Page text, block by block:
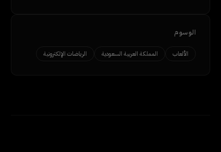
الوسوم
الألعاب المملكة العربية السعودية الرياضات الإلكترونية